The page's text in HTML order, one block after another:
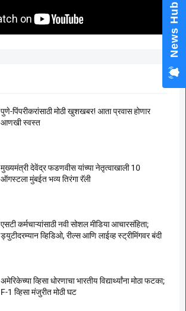
पुणे-पिंपरीकरांसाठी मोठी खुशखबर! आता प्रवास होणार
आणखी स्वस्त
मुख्यमंत्री देवेंद्र फडणवीस यांच्या नेतृत्वाखाली 10
ऑगस्टला मुंबईत भव्य तिरंगा रॅली
एसटी कर्मचाऱ्यांसाठी नवी सोशल मीडिया आचारसंहिता;
ड्युटीदरम्यान व्हिडिओ, रील्स आणि लाईव्ह स्ट्रीमिंगवर बंदी
अमेरिकेच्या व्हिसा धोरणाचा भारतीय विद्यार्थ्यांना मोठा फटका;
F-1 व्हिसा मंजुरीत मोठी घट
News Hub